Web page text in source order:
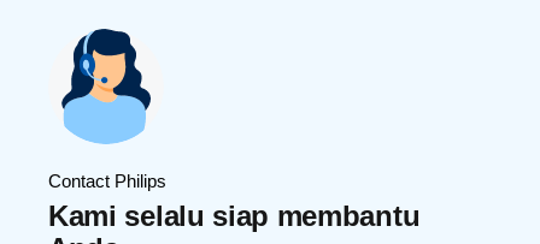
Contact Philips
Kami selalu siap membantu